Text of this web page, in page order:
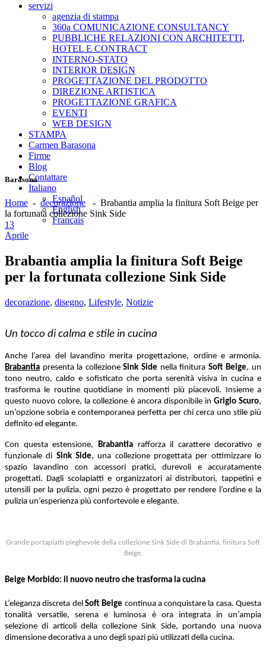
servizi
agenzia di stampa
360a COMUNICAZIONE CONSULTANCY
PUBBLICHE RELAZIONI CON ARCHITETTI,
HOTEL E CONTRACT
INTERNO-STATO
INTERIOR DESIGN
PROGETTAZIONE DEL PRODOTTO
DIREZIONE ARTISTICA
PROGETTAZIONE GRAFICA
EVENTI
WEB DESIGN
STAMPA
Carmen Barasona
Firme
Blog
Contattare
Italiano
Español
English
Français
Barasona
Home - decorazione - Brabantia amplia la finitura Soft Beige per
la fortunata collezione Sink Side
13
Aprile
Brabantia amplia la finitura Soft Beige
per la fortunata collezione Sink Side
decorazione, disegno, Lifestyle, Notizie
Un tocco di calma e stile in cucina
Anche l’area del lavandino merita progettazione, ordine e armonia.
Brabantia presenta la collezioneSink Side nella finitura Soft Beige, un
tono neutro, caldo e sofisticato che porta serenità visiva in cucina e
trasforma le routine quotidiane in momenti più piacevoli. Insieme a
questo nuovo colore, la collezione è ancora disponibile in Grigio Scuro,
un’opzione sobria e contemporanea perfetta per chi cerca uno stile più
definito ed elegante.
Con questa estensione, Brabantiarafforza il carattere decorativo e
funzionale di Sink Side, una collezione progettata per ottimizzare lo
spazio lavandino con accessori pratici, durevoli e accuratamente
progettati. Dagli scolapiatti e organizzatori ai distributori, tappetini e
utensili per la pulizia, ogni pezzo è progettato per rendere l’ordine e la
pulizia un’esperienza più confortevole e elegante.
Grande portapiatti pieghevole della collezione Sink Side di Brabantia, finitura Soft
Beige.
Beige Morbido: il nuovo neutro che trasforma la cucina
L’eleganza discreta del Soft Beige continua a conquistare la casa. Questa
tonalità versatile, serena e luminosa è ora integrata in un’ampia
selezione di articoli della collezione Sink Side, portando una nuova
dimensione decorativa a uno degli spazi più utilizzati della cucina.